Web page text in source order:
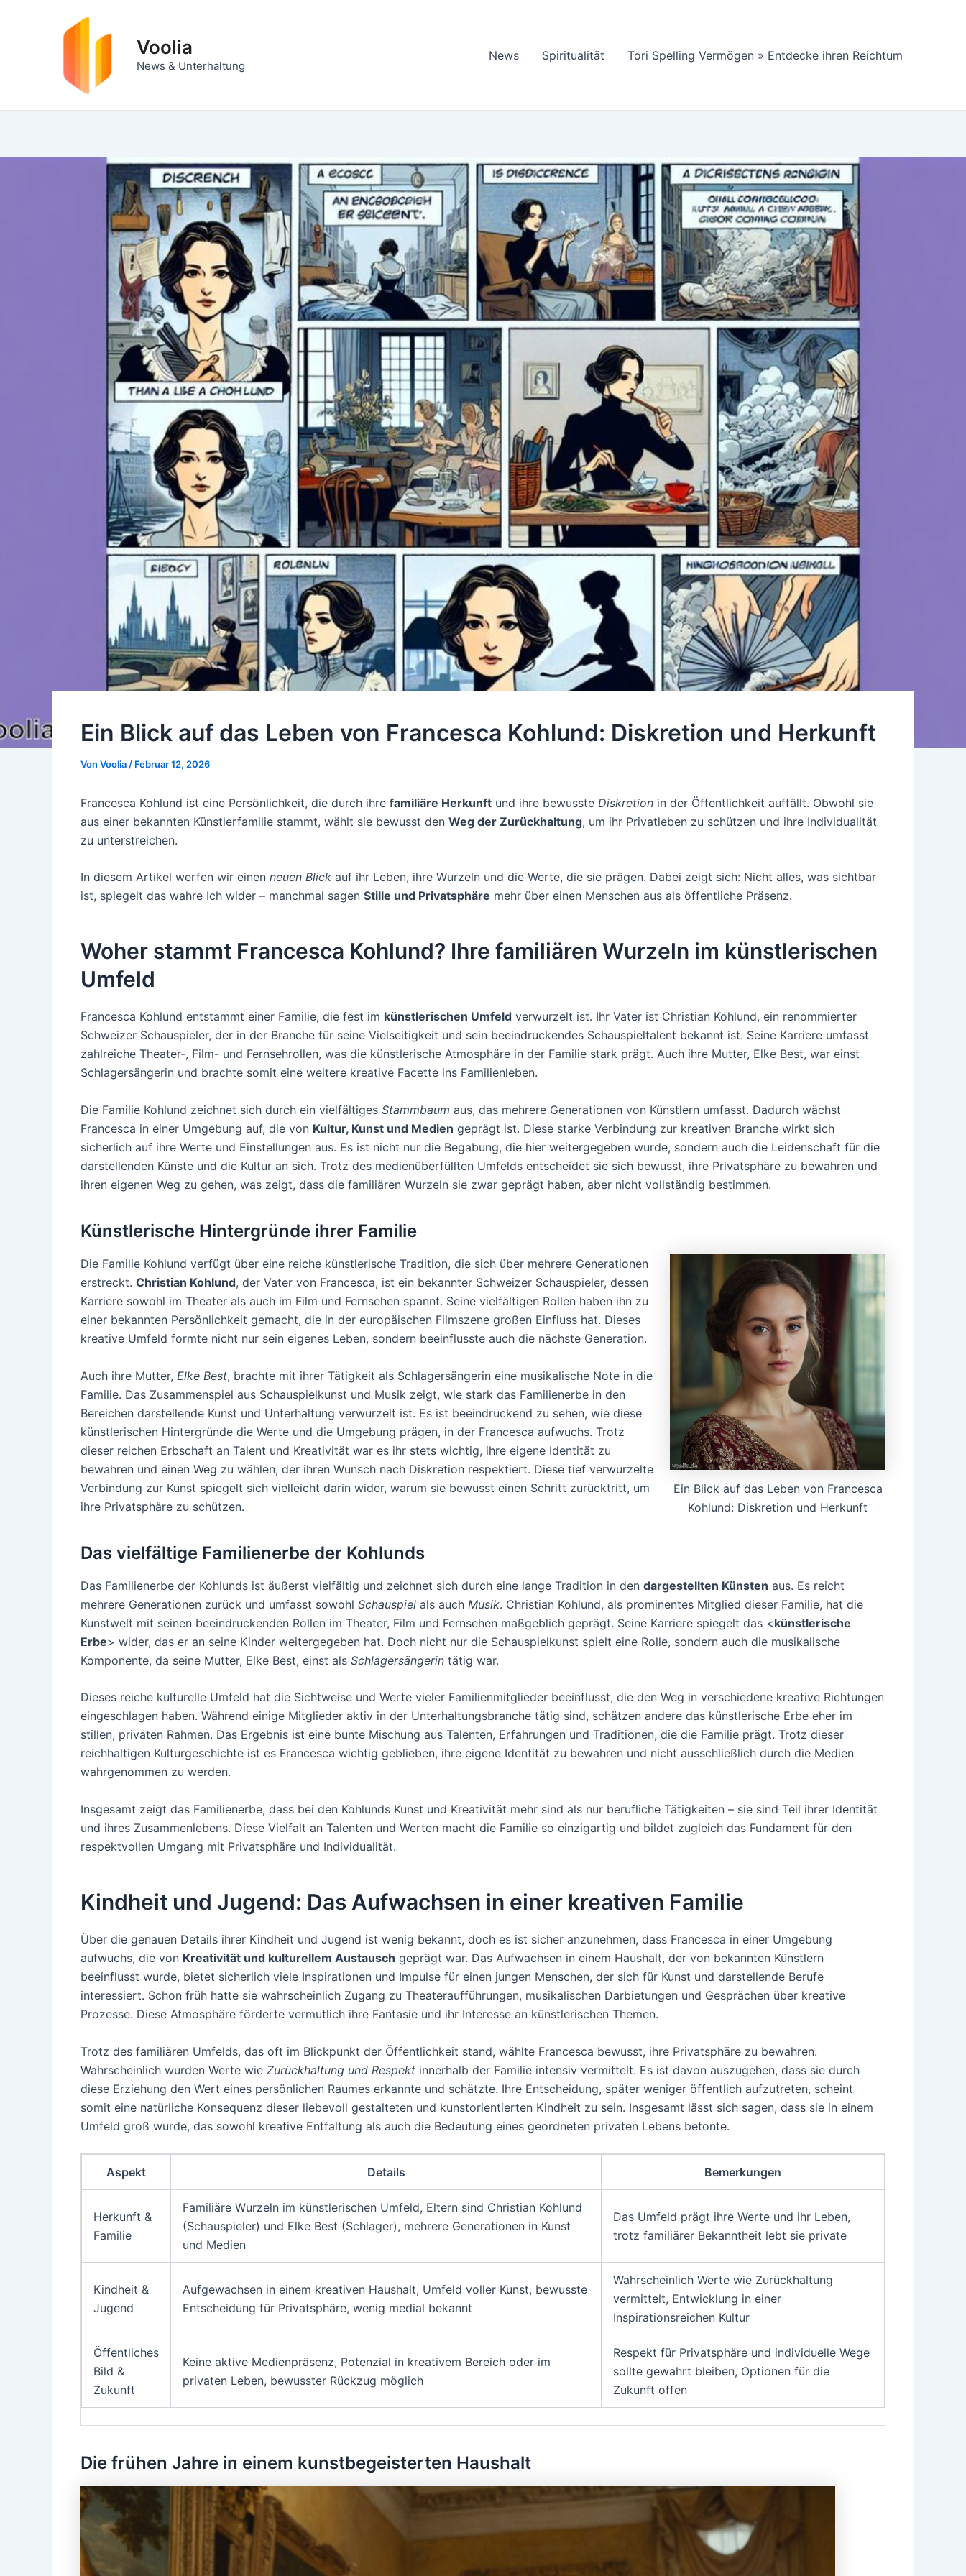
Voolia
News & Unterhaltung
News Spiritualität Tori Spelling Vermögen » Entdecke ihren Reichtum
Ein Blick auf das Leben von Francesca Kohlund: Diskretion und Herkunft
Von Voolia / Februar 12, 2026
Francesca Kohlund ist eine Persönlichkeit, die durch ihre familiäre Herkunft und ihre bewusste Diskretion in der Öffentlichkeit auffällt. Obwohl sie
aus einer bekannten Künstlerfamilie stammt, wählt sie bewusst den Weg der Zurückhaltung, um ihr Privatleben zu schützen und ihre Individualität
zu unterstreichen.
In diesem Artikel werfen wir einen neuen Blick auf ihr Leben, ihre Wurzeln und die Werte, die sie prägen. Dabei zeigt sich: Nicht alles, was sichtbar
ist, spiegelt das wahre Ich wider – manchmal sagen Stille und Privatsphäre mehr über einen Menschen aus als öffentliche Präsenz.
Woher stammt Francesca Kohlund? Ihre familiären Wurzeln im künstlerischen
Umfeld
Francesca Kohlund entstammt einer Familie, die fest im künstlerischen Umfeld verwurzelt ist. Ihr Vater ist Christian Kohlund, ein renommierter
Schweizer Schauspieler, der in der Branche für seine Vielseitigkeit und sein beeindruckendes Schauspieltalent bekannt ist. Seine Karriere umfasst
zahlreiche Theater-, Film- und Fernsehrollen, was die künstlerische Atmosphäre in der Familie stark prägt. Auch ihre Mutter, Elke Best, war einst
Schlagersängerin und brachte somit eine weitere kreative Facette ins Familienleben.
Die Familie Kohlund zeichnet sich durch ein vielfältiges Stammbaum aus, das mehrere Generationen von Künstlern umfasst. Dadurch wächst
Francesca in einer Umgebung auf, die von Kultur, Kunst und Medien geprägt ist. Diese starke Verbindung zur kreativen Branche wirkt sich
sicherlich auf ihre Werte und Einstellungen aus. Es ist nicht nur die Begabung, die hier weitergegeben wurde, sondern auch die Leidenschaft für die
darstellenden Künste und die Kultur an sich. Trotz des medienüberfüllten Umfelds entscheidet sie sich bewusst, ihre Privatsphäre zu bewahren und
ihren eigenen Weg zu gehen, was zeigt, dass die familiären Wurzeln sie zwar geprägt haben, aber nicht vollständig bestimmen.
Künstlerische Hintergründe ihrer Familie
Ein Blick auf das Leben von Francesca
Kohlund: Diskretion und Herkunft
Die Familie Kohlund verfügt über eine reiche künstlerische Tradition, die sich über mehrere Generationen
erstreckt. Christian Kohlund, der Vater von Francesca, ist ein bekannter Schweizer Schauspieler, dessen
Karriere sowohl im Theater als auch im Film und Fernsehen spannt. Seine vielfältigen Rollen haben ihn zu
einer bekannten Persönlichkeit gemacht, die in der europäischen Filmszene großen Einfluss hat. Dieses
kreative Umfeld formte nicht nur sein eigenes Leben, sondern beeinflusste auch die nächste Generation.
Auch ihre Mutter, Elke Best, brachte mit ihrer Tätigkeit als Schlagersängerin eine musikalische Note in die
Familie. Das Zusammenspiel aus Schauspielkunst und Musik zeigt, wie stark das Familienerbe in den
Bereichen darstellende Kunst und Unterhaltung verwurzelt ist. Es ist beeindruckend zu sehen, wie diese
künstlerischen Hintergründe die Werte und die Umgebung prägen, in der Francesca aufwuchs. Trotz
dieser reichen Erbschaft an Talent und Kreativität war es ihr stets wichtig, ihre eigene Identität zu
bewahren und einen Weg zu wählen, der ihren Wunsch nach Diskretion respektiert. Diese tief verwurzelte
Verbindung zur Kunst spiegelt sich vielleicht darin wider, warum sie bewusst einen Schritt zurücktritt, um
ihre Privatsphäre zu schützen.
Das vielfältige Familienerbe der Kohlunds
Das Familienerbe der Kohlunds ist äußerst vielfältig und zeichnet sich durch eine lange Tradition in den dargestellten Künsten aus. Es reicht
mehrere Generationen zurück und umfasst sowohl Schauspiel als auch Musik. Christian Kohlund, als prominentes Mitglied dieser Familie, hat die
Kunstwelt mit seinen beeindruckenden Rollen im Theater, Film und Fernsehen maßgeblich geprägt. Seine Karriere spiegelt das <künstlerische
Erbe> wider, das er an seine Kinder weitergegeben hat. Doch nicht nur die Schauspielkunst spielt eine Rolle, sondern auch die musikalische
Komponente, da seine Mutter, Elke Best, einst als Schlagersängerin tätig war.
Dieses reiche kulturelle Umfeld hat die Sichtweise und Werte vieler Familienmitglieder beeinflusst, die den Weg in verschiedene kreative Richtungen
eingeschlagen haben. Während einige Mitglieder aktiv in der Unterhaltungsbranche tätig sind, schätzen andere das künstlerische Erbe eher im
stillen, privaten Rahmen. Das Ergebnis ist eine bunte Mischung aus Talenten, Erfahrungen und Traditionen, die die Familie prägt. Trotz dieser
reichhaltigen Kulturgeschichte ist es Francesca wichtig geblieben, ihre eigene Identität zu bewahren und nicht ausschließlich durch die Medien
wahrgenommen zu werden.
Insgesamt zeigt das Familienerbe, dass bei den Kohlunds Kunst und Kreativität mehr sind als nur berufliche Tätigkeiten – sie sind Teil ihrer Identität
und ihres Zusammenlebens. Diese Vielfalt an Talenten und Werten macht die Familie so einzigartig und bildet zugleich das Fundament für den
respektvollen Umgang mit Privatsphäre und Individualität.
Kindheit und Jugend: Das Aufwachsen in einer kreativen Familie
Über die genauen Details ihrer Kindheit und Jugend ist wenig bekannt, doch es ist sicher anzunehmen, dass Francesca in einer Umgebung
aufwuchs, die von Kreativität und kulturellem Austausch geprägt war. Das Aufwachsen in einem Haushalt, der von bekannten Künstlern
beeinflusst wurde, bietet sicherlich viele Inspirationen und Impulse für einen jungen Menschen, der sich für Kunst und darstellende Berufe
interessiert. Schon früh hatte sie wahrscheinlich Zugang zu Theateraufführungen, musikalischen Darbietungen und Gesprächen über kreative
Prozesse. Diese Atmosphäre förderte vermutlich ihre Fantasie und ihr Interesse an künstlerischen Themen.
Trotz des familiären Umfelds, das oft im Blickpunkt der Öffentlichkeit stand, wählte Francesca bewusst, ihre Privatsphäre zu bewahren.
Wahrscheinlich wurden Werte wie Zurückhaltung und Respekt innerhalb der Familie intensiv vermittelt. Es ist davon auszugehen, dass sie durch
diese Erziehung den Wert eines persönlichen Raumes erkannte und schätzte. Ihre Entscheidung, später weniger öffentlich aufzutreten, scheint
somit eine natürliche Konsequenz dieser liebevoll gestalteten und kunstorientierten Kindheit zu sein. Insgesamt lässt sich sagen, dass sie in einem
Umfeld groß wurde, das sowohl kreative Entfaltung als auch die Bedeutung eines geordneten privaten Lebens betonte.
Aspekt Details Bemerkungen
Herkunft &
Familie
Familiäre Wurzeln im künstlerischen Umfeld, Eltern sind Christian Kohlund
(Schauspieler) und Elke Best (Schlager), mehrere Generationen in Kunst
und Medien
Das Umfeld prägt ihre Werte und ihr Leben,
trotz familiärer Bekanntheit lebt sie private
Kindheit &
Jugend
Aufgewachsen in einem kreativen Haushalt, Umfeld voller Kunst, bewusste
Entscheidung für Privatsphäre, wenig medial bekannt
Wahrscheinlich Werte wie Zurückhaltung
vermittelt, Entwicklung in einer
Inspirationsreichen Kultur
Öffentliches
Bild &
Zukunft
Keine aktive Medienpräsenz, Potenzial in kreativem Bereich oder im
privaten Leben, bewusster Rückzug möglich
Respekt für Privatsphäre und individuelle Wege
sollte gewahrt bleiben, Optionen für die
Zukunft offen
Die frühen Jahre in einem kunstbegeisterten Haushalt